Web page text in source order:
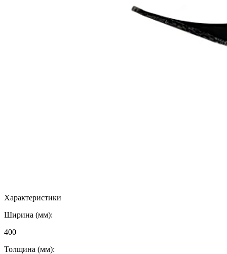
Характеристики
Ширина (мм):
400
Толщина (мм):